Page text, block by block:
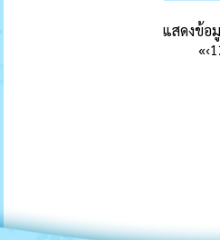
แสดงข้อ
«‹1